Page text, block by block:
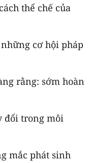
thể chế của
cơ hội pháp
rằng: sớm hoàn
đổi trong môi
mắc phát sinh